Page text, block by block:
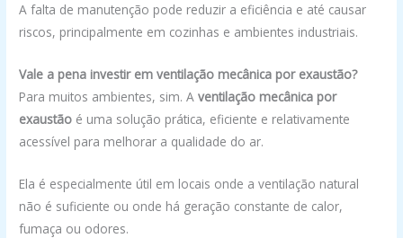
A falta de manutenção pode reduzir a eficiência e até causar
riscos, principalmente em cozinhas e ambientes industriais.
Vale a pena investir em ventilação mecânica por exaustão?
Para muitos ambientes, sim. Aventilação mecânica por
exaustão é uma solução prática, eficiente e relativamente
acessível para melhorar a qualidade do ar.
Ela é especialmente útil em locais onde a ventilação natural
não é suficiente ou onde há geração constante de calor,
fumaça ou odores.